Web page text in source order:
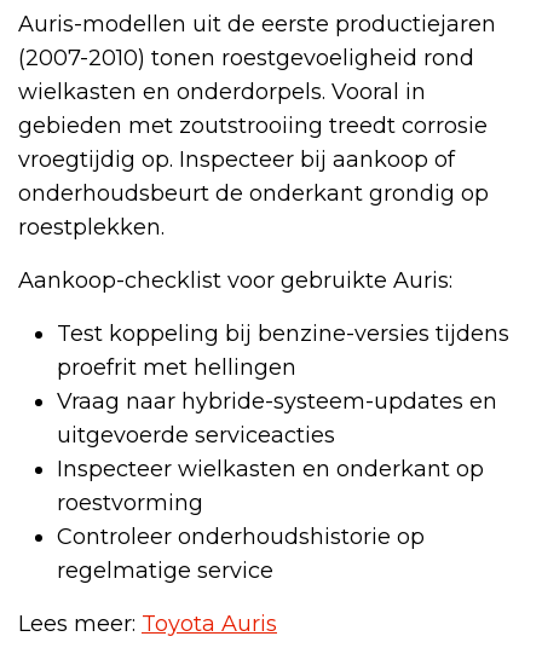
Auris-modellen uit de eerste productiejaren
(2007-2010) tonen roestgevoeligheid rond
wielkasten en onderdorpels. Vooral in
gebieden met zoutstrooiing treedt corrosie
vroegtijdig op. Inspecteer bij aankoop of
onderhoudsbeurt de onderkant grondig op
roestplekken.
Aankoop-checklist voor gebruikte Auris:
Test koppeling bij benzine-versies tijdens
proefrit met hellingen
Vraag naar hybride-systeem-updates en
uitgevoerde serviceacties
Inspecteer wielkasten en onderkant op
roestvorming
Controleer onderhoudshistorie op
regelmatige service
Lees meer: Toyota Auris